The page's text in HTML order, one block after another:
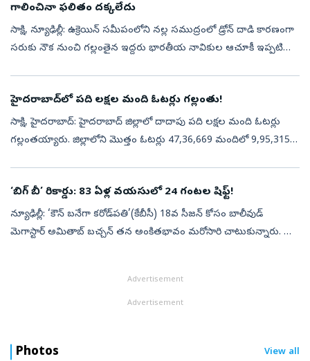
గాలించినా ఫలితం దక్కలేదు
సాక్షి, న్యూఢిల్లీ: ఉక్రెయిన్‌ సమీపంలోని నల్ల సముద్రంలో డ్రోన్‌ దాడి కారణంగా
సరుకు నౌక నుంచి గల్లంతైన ఇద్దరు భారతీయ నావికుల ఆచూకీ ఇప్పటి
హైదరాబాద్‌లో పది లక్షల మంది ఓటర్లు గల్లంతు!
సాక్షి, హైదరాబాద్‌: హైదరాబాద్‌ జిల్లాలో దాదాపు పది లక్షల మంది ఓటర్లు
గల్లంతయ్యారు. జిల్లాలోని మొత్తం ఓటర్లు 47,36,669 మందిలో 9,95,315
‘బిగ్‌ బీ’ రికార్డు: 83 ఏళ్ల వయసులో 24 గంటల షిఫ్ట్‌!
న్యూఢిల్లీ: ‘కౌన్ బనేగా కరోడ్‌పతి’(కేబీసీ) 18వ సీజన్ కోసం బాలీవుడ్
మెగాస్టార్ అమితాబ్ బచ్చన్ తన అంకితభావం మరోసారి చాటుకున్నారు. షో
Advertisement
Advertisement
Photos View all